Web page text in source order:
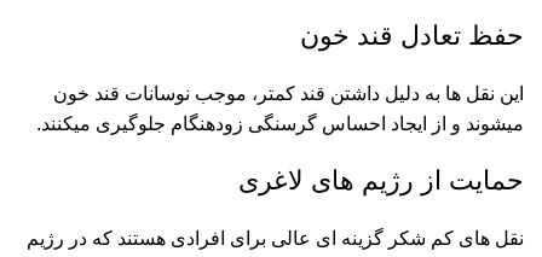
حفظ تعادل قند خون
این نقل ها به دلیل داشتن قند کمتر، موجب نوسانات قند خون
میشوند و از ایجاد احساس گرسنگی زودهنگام جلوگیری میکنند.
حمایت از رژیم های لاغری
نقل های کم شکر گزینه ای عالی برای افرادی هستند که در رژیم